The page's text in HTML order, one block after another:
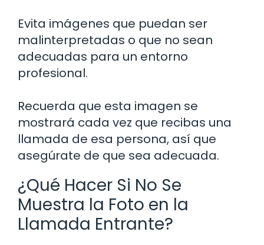
Evita imágenes que puedan ser
malinterpretadas o que no sean
adecuadas para un entorno
profesional.
Recuerda que esta imagen se
mostrará cada vez que recibas una
llamada de esa persona, así que
asegúrate de que sea adecuada.
¿Qué Hacer Si No Se
Muestra la Foto en la
Llamada Entrante?